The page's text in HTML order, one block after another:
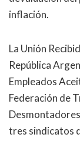
inflación.
La Unión
República
Empleados
Federación de
tres sindicatos